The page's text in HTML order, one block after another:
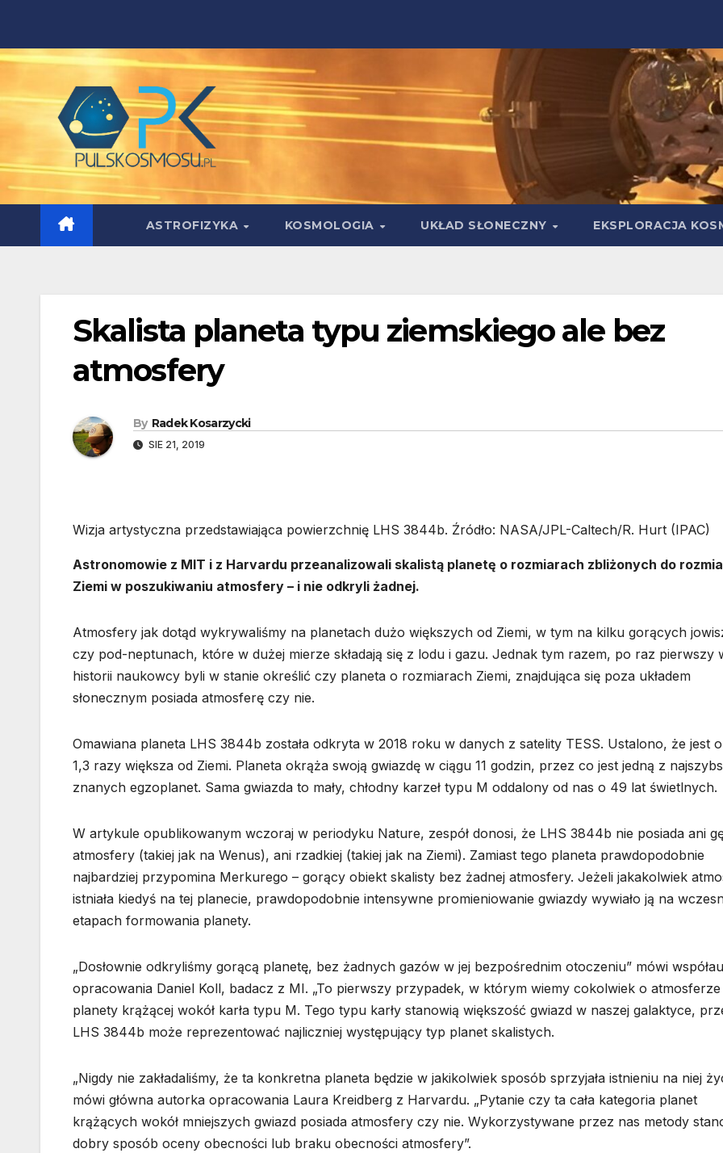
content
ASTROFIZYKA KOSMOLOGIA UKŁAD SŁONECZNY EKSPLORACJA
Skalista planeta typu ziemskiego ale bez
atmosfery
By Radek Kosarzycki
SIE 21, 2019
Wizja artystyczna przedstawiająca powierzchnię LHS 3844b. Źródło: NASA/JPL-Caltech/R. Hurt (IPAC)
Astronomowie z MIT i z Harvardu przeanalizowali skalistą planetę o rozmiarach zbliżonych do
Ziemi w poszukiwaniu atmosfery – i nie odkryli żadnej.
Atmosfery jak dotąd wykrywaliśmy na planetach dużo większych od Ziemi, w tym na kilku gorących
czy pod-neptunach, które w dużej mierze składają się z lodu i gazu. Jednak tym razem, po raz pierwszy
historii naukowcy byli w stanie określić czy planeta o rozmiarach Ziemi, znajdująca się poza układem
słonecznym posiada atmosferę czy nie.
Omawiana planeta LHS 3844b została odkryta w 2018 roku w danych z satelity TESS. Ustalono, że jest
1,3 razy większa od Ziemi. Planeta okrąża swoją gwiazdę w ciągu 11 godzin, przez co jest jedną z
znanych egzoplanet. Sama gwiazda to mały, chłodny karzeł typu M oddalony od nas o 49 lat świetlnych.
W artykule opublikowanym wczoraj w periodyku Nature, zespół donosi, że LHS 3844b nie posiada ani
atmosfery (takiej jak na Wenus), ani rzadkiej (takiej jak na Ziemi). Zamiast tego planeta prawdopodobnie
najbardziej przypomina Merkurego – gorący obiekt skalisty bez żadnej atmosfery. Jeżeli jakakolwiek
istniała kiedyś na tej planecie, prawdopodobnie intensywne promieniowanie gwiazdy wywiało ją na
etapach formowania planety.
„Dosłownie odkryliśmy gorącą planetę, bez żadnych gazów w jej bezpośrednim otoczeniu” mówi
opracowania Daniel Koll, badacz z MI. „To pierwszy przypadek, w którym wiemy cokolwiek o atmosferze
planety krążącej wokół karła typu M. Tego typu karły stanowią większość gwiazd w naszej galaktyce,
LHS 3844b może reprezentować najliczniej występujący typ planet skalistych.
„Nigdy nie zakładaliśmy, że ta konkretna planeta będzie w jakikolwiek sposób sprzyjała istnieniu na niej
mówi główna autorka opracowania Laura Kreidberg z Harvardu. „Pytanie czy ta cała kategoria planet
krążących wokół mniejszych gwiazd posiada atmosfery czy nie. Wykorzystywane przez nas metody
dobry sposób oceny obecności lub braku obecności atmosfery”.